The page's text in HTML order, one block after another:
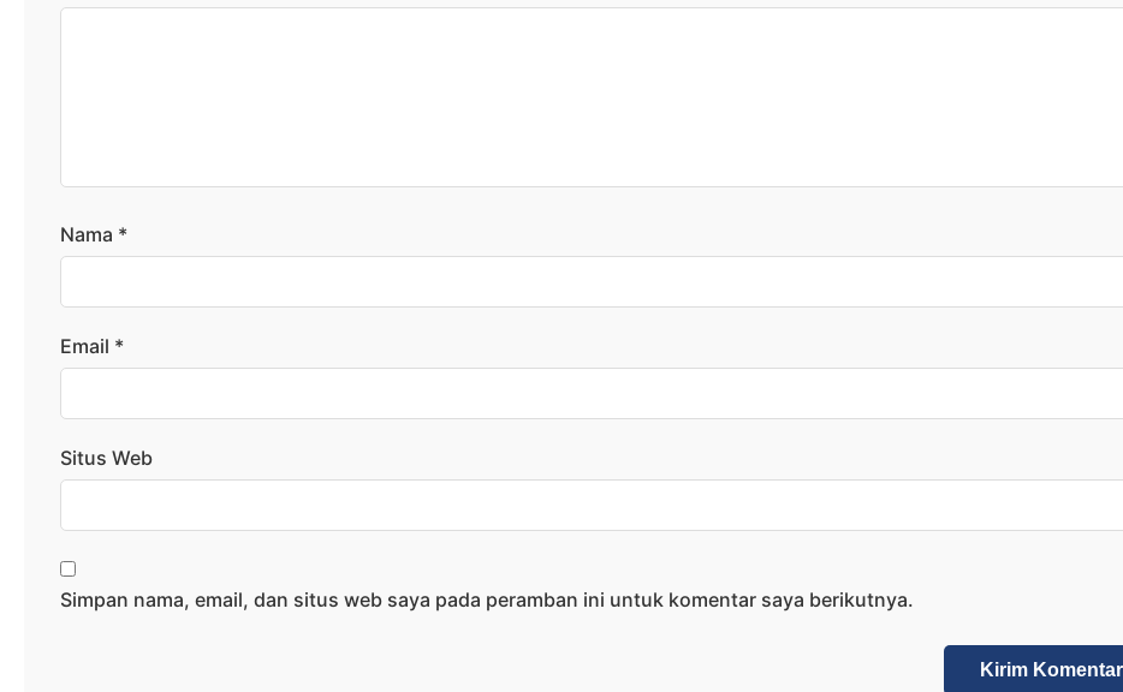
Nama *
Email *
Situs Web
Simpan nama, email, dan situs web saya pada peramban ini untuk komentar saya berikutnya.